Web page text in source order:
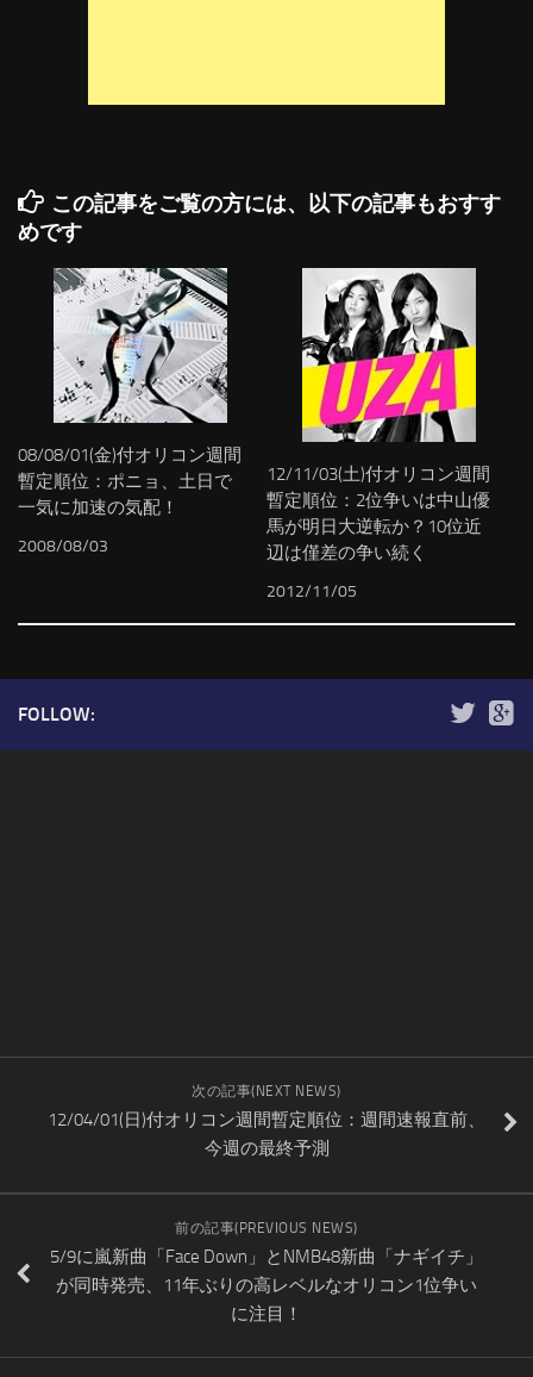
この記事をご覧の方には、以下の記事もおすす
めです
08/08/01(金)付オリコン週間
暫定順位：ポニョ、土日で
一気に加速の気配！
2008/08/03
12/11/03(土)付オリコン週間
暫定順位：2位争いは中山優
馬が明日大逆転か？10位近
辺は僅差の争い続く
2012/11/05
FOLLOW:
次の記事(NEXT NEWS)
12/04/01(日)付オリコン週間暫定順位：週間速報直前、
今週の最終予測
前の記事(PREVIOUS NEWS)
5/9に嵐新曲「Face Down」とNMB48新曲「ナギイチ」
が同時発売、11年ぶりの高レベルなオリコン1位争い
に注目！